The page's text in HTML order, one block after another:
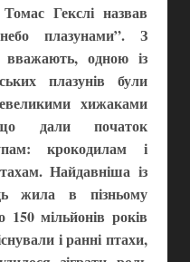
Гекслі назвав
плазунами”. З
вважають, одною із
плазунів були
хижаками
що дали початок
крокодилам і
Найдавніша із
жила в пізньому
150 мільйонів років
і ранні птахи,